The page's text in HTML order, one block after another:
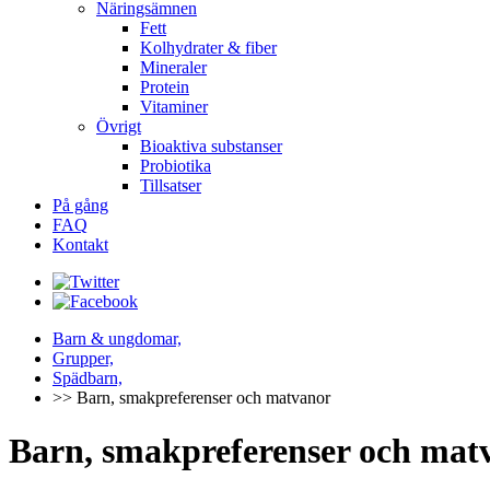
Näringsämnen
Fett
Kolhydrater & fiber
Mineraler
Protein
Vitaminer
Övrigt
Bioaktiva substanser
Probiotika
Tillsatser
På gång
FAQ
Kontakt
Barn & ungdomar,
Grupper,
Spädbarn,
>> Barn, smakpreferenser och matvanor
Barn, smakpreferenser och